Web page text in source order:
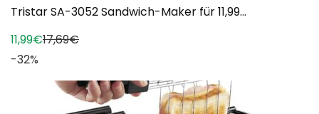
Tristar SA-3052 Sandwich-Maker für 11,99...
11,99€17,69€
-32%